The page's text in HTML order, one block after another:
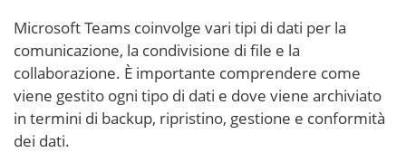
Microsoft Teams coinvolge vari tipi di dati per la
comunicazione, la condivisione di file e la
collaborazione. È importante comprendere come
viene gestito ogni tipo di dati e dove viene archiviato
in termini di backup, ripristino, gestione e conformità
dei dati.